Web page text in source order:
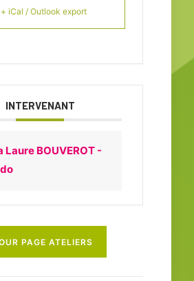
+ iCal / Outlook export
INTERVENANT
Laure BOUVEROT -
PAGE ATELIERS